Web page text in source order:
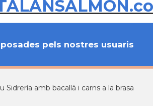
pels nostres usuaris
Sidrería amb bacallà i carns a la brasa